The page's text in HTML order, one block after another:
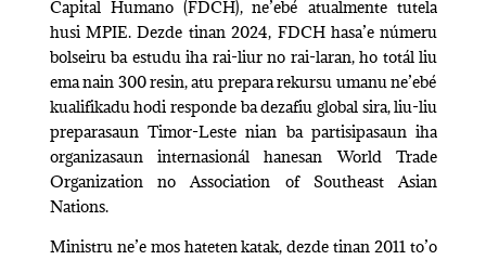
Capital Humano (FDCH), ne’ebé atualmente tutela
husi MPIE. Dezde tinan 2024, FDCH hasa’e númeru
bolseiru ba estudu iha rai-liur no rai-laran, ho totál liu
ema nain 300 resin, atu prepara rekursu umanu ne’ebé
kualifikadu hodi responde ba dezafiu global sira, liu-liu
preparasaun Timor-Leste nian ba partisipasaun iha
organizasaun internasionál hanesanWorld Trade
OrganizationnoAssociation of Southeast Asian
Nations.
Ministru ne’e mos hateten katak, dezde tinan 2011 to’o